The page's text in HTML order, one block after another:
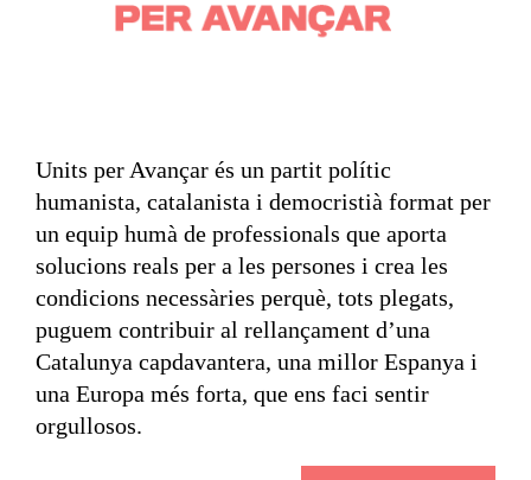
Units per Avançar és un partit polític
humanista, catalanista i democristià format per
un equip humà de professionals que aporta
solucions reals per a les persones i crea les
condicions necessàries perquè, tots plegats,
puguem contribuir al rellançament d’una
Catalunya capdavantera, una millor Espanya i
una Europa més forta, que ens faci sentir
orgullosos.